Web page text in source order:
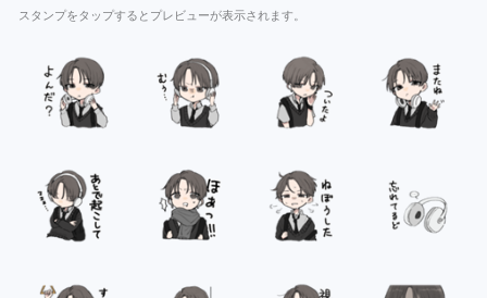
スタンプをタップするとプレビューが表示されます。